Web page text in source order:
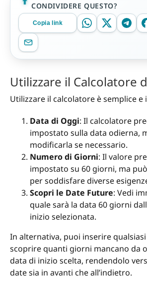
CONDIVIDERE QUESTO?
Copia link
Utilizzare il Calcolatore
Utilizzare il calcolatore è semplice e
Data di Oggi: Il calcolatore
impostato sulla data odierna,
modificarla se necessario.
Numero di Giorni: Il valore
impostato su 60 giorni, ma
per soddisfare diverse
Scopri le Date Future: Vedi
quale sarà la data 60 giorni
inizio selezionata.
In alternativa, puoi inserire
scoprire quanti giorni mancano da
data di inizio scelta, rendendolo
date sia in avanti che all’indietro.